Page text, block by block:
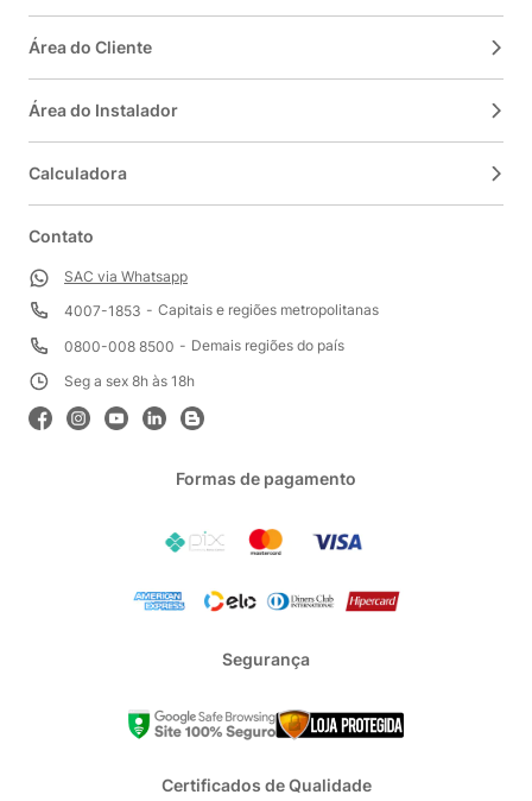
Área do Cliente
Área do Instalador
Calculadora
Contato
SAC via Whatsapp
4007-1853
Capitais e regiões metropolitanas
0800-008 8500
Demais regiões do país
Seg a sex 8h às 18h
Formas de pagamento
Segurança
Certificados de Qualidade